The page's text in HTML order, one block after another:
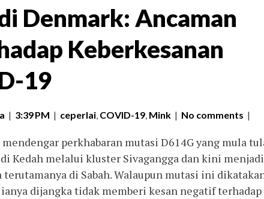
Denmark: Ancaman
Keberkesanan
19
| 3:39 PM | ceperlai, COVID-19, Mink | No comments |
perkhabaran mutasi D614G yang mula
Kedah melalui kluster Sivagangga dan kini menjadi
di Sabah. Walaupun mutasi ini
dijangka tidak memberi kesan negatif terhadap